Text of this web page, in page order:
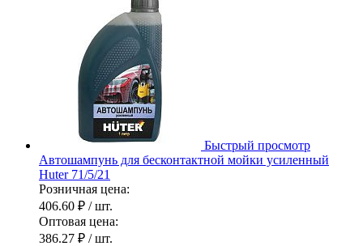
Быстрый просмотр
Автошампунь для бесконтактной мойки усиленный
Huter 71/5/21
Розничная цена:
406.60 ₽ / шт.
Оптовая цена:
386.27 ₽ / шт.